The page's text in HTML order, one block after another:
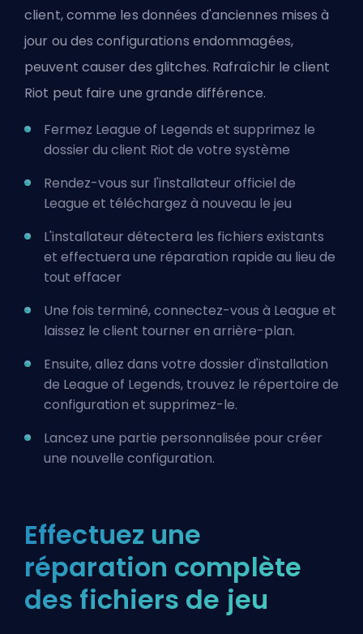
client, comme les données d'anciennes mises à
jour ou des configurations endommagées,
peuvent causer des glitches. Rafraîchir le client
Riot peut faire une grande différence.
Fermez League of Legends et supprimez le
dossier du client Riot de votre système
Rendez-vous sur l'installateur officiel de
League et téléchargez à nouveau le jeu
L'installateur détectera les fichiers existants
et effectuera une réparation rapide au lieu de
tout effacer
Une fois terminé, connectez-vous à League et
laissez le client tourner en arrière-plan.
Ensuite, allez dans votre dossier d'installation
de League of Legends, trouvez le répertoire de
configuration et supprimez-le.
Lancez une partie personnalisée pour créer
une nouvelle configuration.
Effectuez une
réparation complète
des fichiers de jeu